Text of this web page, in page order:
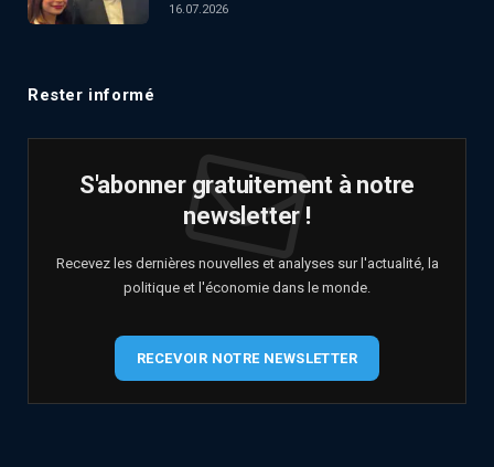
16.07.2026
Rester informé
S'abonner gratuitement à notre
newsletter !
Recevez les dernières nouvelles et analyses sur l'actualité, la
politique et l'économie dans le monde.
RECEVOIR NOTRE NEWSLETTER